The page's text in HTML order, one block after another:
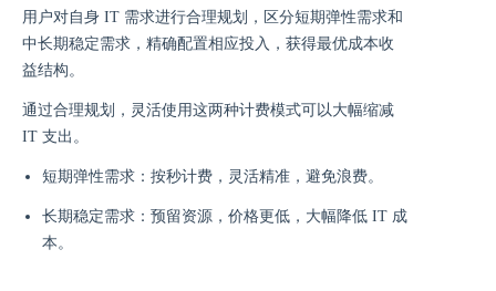
用户对自身 IT 需求进行合理规划，区分短期弹性需求和
中长期稳定需求，精确配置相应投入，获得最优成本收
益结构。
通过合理规划，灵活使用这两种计费模式可以大幅缩减
IT 支出。
短期弹性需求：按秒计费，灵活精准，避免浪费。
长期稳定需求：预留资源，价格更低，大幅降低 IT 成
本。